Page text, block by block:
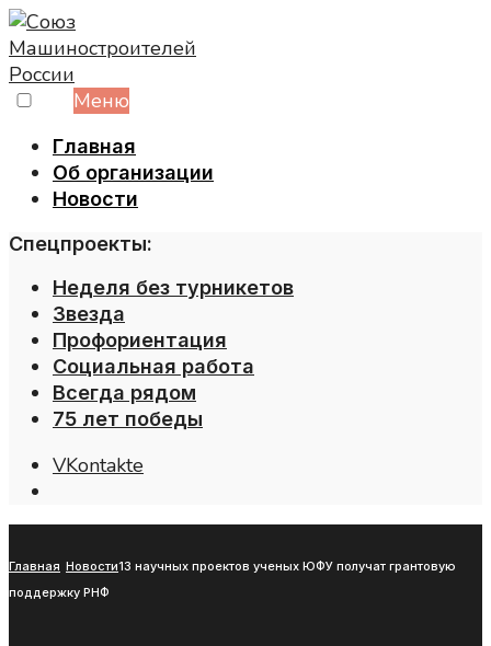
Skip
to
content
Меню
Главная
Об организации
Новости
Спецпроекты:
Неделя без турникетов
Звезда
Профориентация
Социальная работа
Всегда рядом
75 лет победы
VKontakte
Главная Новости13 научных проектов ученых ЮФУ получат грантовую
поддержку РНФ